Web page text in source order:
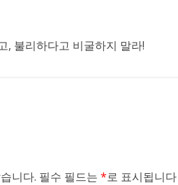
, 불리하다고 비굴하지 말라!
니다. 필수 필드는 *로 표시됩니다